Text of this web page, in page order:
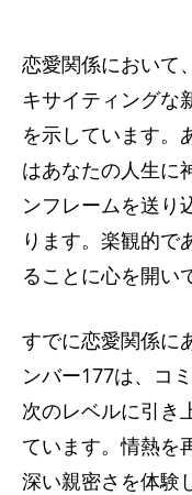
恋愛関係において
キサイティングな
を示しています。
はあなたの人生に
ンフレームを送り
ります。楽観的で
ることに心を開い
すでに恋愛関係に
ンバー177は、コ
次のレベルに引き
ています。情熱を
深い親密さを体験